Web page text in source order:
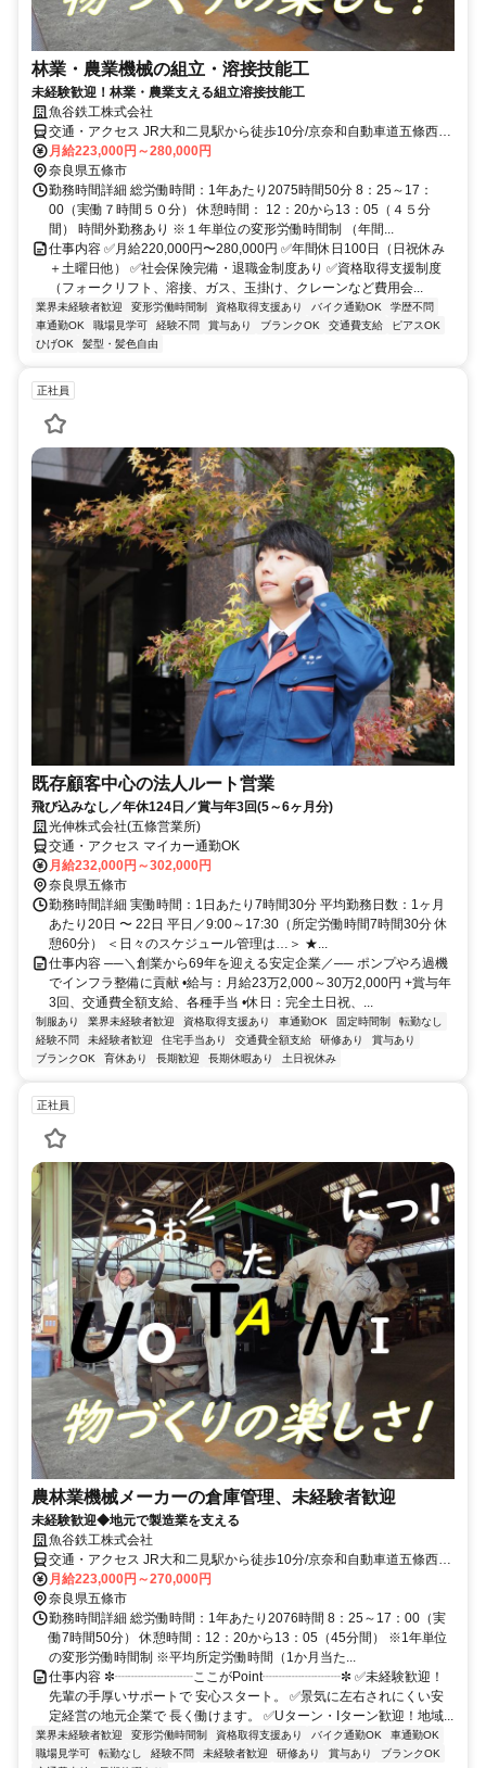
林業・農業機械の組立・溶接技能工
未経験歓迎！林業・農業支える組立溶接技能工
魚谷鉄工株式会社
交通・アクセス JR大和二見駅から徒歩10分/京奈和自動車道五條西イ
ンター近く
月給223,000円～280,000円
奈良県五條市
勤務時間詳細 総労働時間：1年あたり2075時間50分 8：25～17：
00（実働７時間５０分） 休憩時間： 12：20から13：05（４５分
間） 時間外勤務あり ※１年単位の変形労働時間制 （年間...
仕事内容 ✅月給220,000円〜280,000円 ✅年間休日100日（日祝休み
＋土曜日他） ✅社会保険完備・退職金制度あり ✅資格取得支援制度
（フォークリフト、溶接、ガス、玉掛け、クレーンなど費用会...
業界未経験者歓迎 変形労働時間制 資格取得支援あり バイク通勤OK
学歴不問
車通勤OK
職場見学可 経験不問 賞与あり ブランクOK 交通費支給
ピアスOK
ひげOK
髪型・髪色自由
正社員
既存顧客中心の法人ルート営業
飛び込みなし／年休124日／賞与年3回(5～6ヶ月分)
光伸株式会社(五條営業所)
交通・アクセス マイカー通勤OK
月給232,000円～302,000円
奈良県五條市
勤務時間詳細 実働時間：1日あたり7時間30分 平均勤務日数：1ヶ月
あたり20日 〜 22日 平日／9:00～17:30（所定労働時間7時間30分 休
憩60分） ＜日々のスケジュール管理は…＞ ★...
仕事内容 ──＼創業から69年を迎える安定企業／── ポンプやろ過機
でインフラ整備に貢献 •給与：月給23万2,000～30万2,000円 +賞与年
3回、交通費全額支給、各種手当 •休日：完全土日祝、...
制服あり 業界未経験者歓迎 資格取得支援あり 車通勤OK 固定時間制
転勤なし
経験不問
未経験者歓迎 住宅手当あり 交通費全額支給 研修あり
賞与あり
ブランクOK
育休あり 長期歓迎 長期休暇あり 土日祝休み
正社員
農林業機械メーカーの倉庫管理、未経験者歓迎
未経験歓迎◆地元で製造業を支える
魚谷鉄工株式会社
交通・アクセス JR大和二見駅から徒歩10分/京奈和自動車道五條西イ
ンター近く
月給223,000円～270,000円
奈良県五條市
勤務時間詳細 総労働時間：1年あたり2076時間 8：25～17：00（実
働7時間50分） 休憩時間：12：20から13：05（45分間） ※1年単位
の変形労働時間制 ※平均所定労働時間（1か月当た...
仕事内容 ✼┈┈┈┈┈┈ここがPoint┈┈┈┈┈┈✼ ✅未経験歓迎！
先輩の手厚いサポートで 安心スタート。 ✅景気に左右されにくい安
定経営の地元企業で 長く働けます。 ✅Uターン・Iターン歓迎！地域...
業界未経験者歓迎 変形労働時間制 資格取得支援あり バイク通勤OK
車通勤OK
職場見学可
転勤なし 経験不問 未経験者歓迎 研修あり 賞与あり
ブランクOK